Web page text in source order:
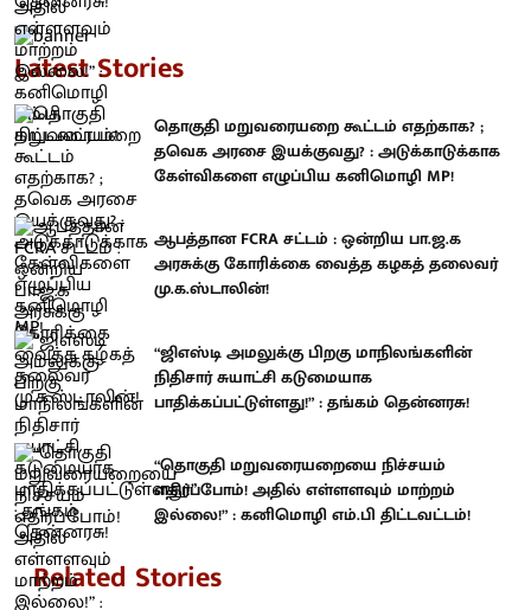
Latest Stories
தொகுதி மறுவரையறை கூட்டம் எதற்காக? ;
தவெக அரசை இயக்குவது? : அடுக்காடுக்காக
கேள்விகளை எழுப்பிய கனிமொழி MP!
ஆபத்தான FCRA சட்டம் : ஒன்றிய பா.ஜ.க
அரசுக்கு கோரிக்கை வைத்த கழகத் தலைவர்
மு.க.ஸ்டாலின்!
“ஜிஎஸ்டி அமலுக்கு பிறகு மாநிலங்களின்
நிதிசார் சுயாட்சி கடுமையாக
பாதிக்கப்பட்டுள்ளது!” : தங்கம் தென்னரசு!
“தொகுதி மறுவரையறையை நிச்சயம்
எதிர்ப்போம்! அதில் எள்ளளவும் மாற்றம்
இல்லை!” : கனிமொழி எம்.பி திட்டவட்டம்!
Related Stories